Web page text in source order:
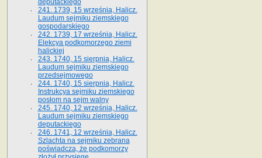
deputackiego
241. 1739, 15 września, Halicz.
Laudum sejmiku ziemskiego
gospodarskiego
242. 1739, 17 września, Halicz.
Elekcya podkomorzego ziemi
halickiej
243. 1740, 15 sierpnia, Halicz.
Laudum sejmiku ziemskiego
przedsejmowego
244. 1740, 15 sierpnia, Halicz.
Instrukcya sejmiku ziemskiego
posłom na sejm walny
245. 1740, 12 września, Halicz.
Laudum sejmiku ziemskiego
deputackiego
246. 1741, 12 września, Halicz.
Szlachta na sejmiku zebrana
poświadcza, że podkomorzy